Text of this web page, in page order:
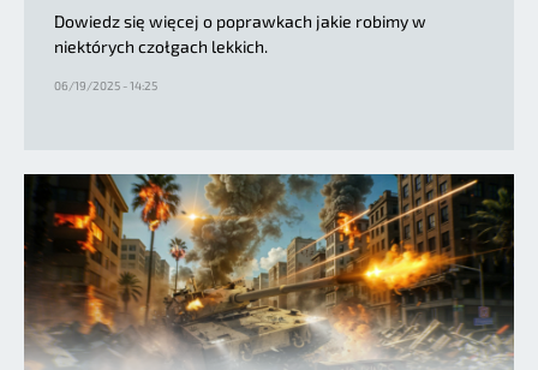
Dowiedz się więcej o poprawkach jakie robimy w
niektórych czołgach lekkich.
06/19/2025 - 14:25